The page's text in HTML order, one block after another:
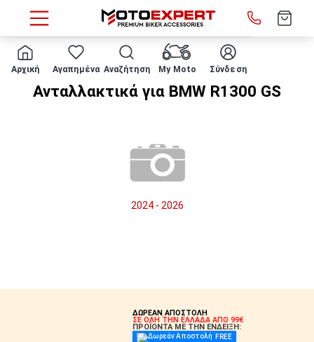
Αρχική Αγαπημένα Αναζήτηση My Moto Σύνδεση
HOME Μάρκα/μοντέλο BMW R1300 GS
Ανταλλακτικά για BMW R1300 GS
2024 - 2026
ΔΩΡΕΑΝ ΑΠΟΣΤΟΛΗ
ΣΕ ΟΛΗ ΤΗΝ ΕΛΛΑΔΑ ΑΠΟ 99€
ΠΡΟΪΟΝΤΑ ΜΕ ΤΗΝ ΕΝΔΕΙΞΗ:
FREE